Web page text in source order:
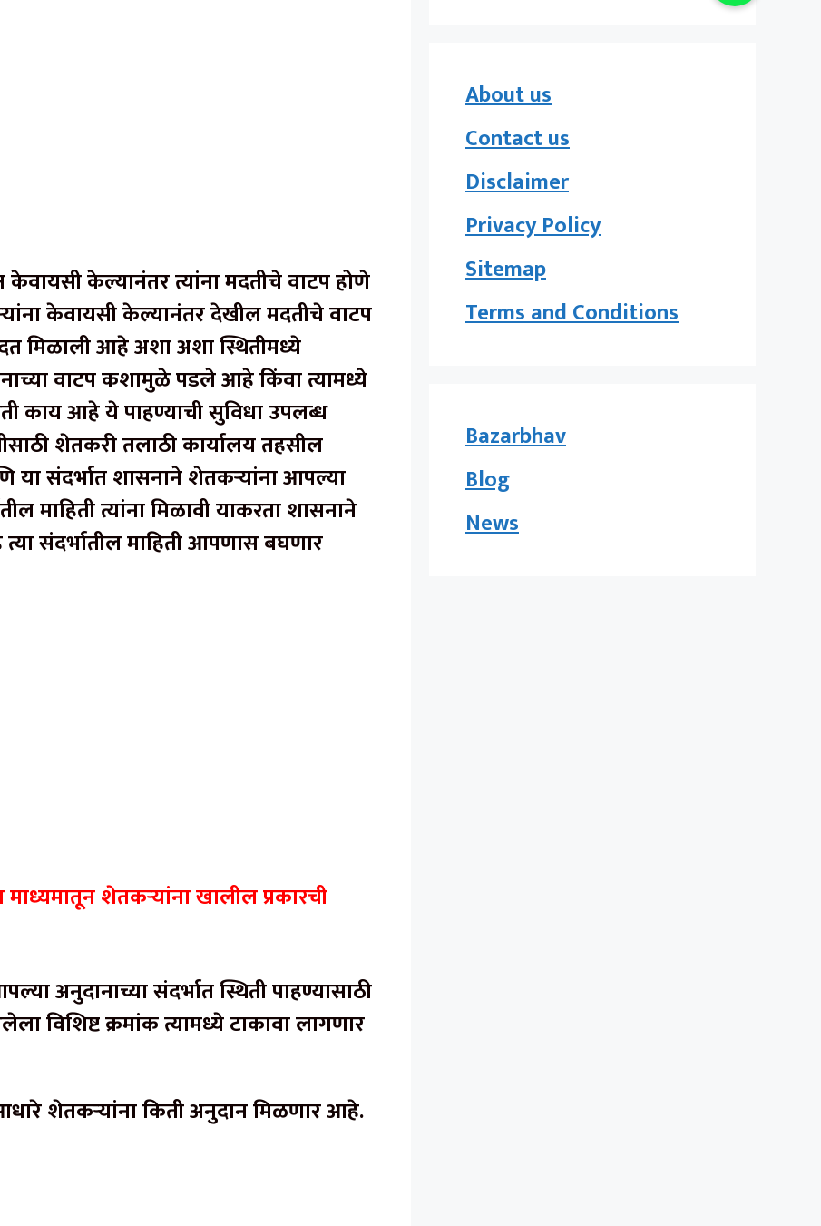
केवायसी केल्यानंतर त्यांना मदतीचे वाटप होणे
केवायसी केल्यानंतर देखील मदतीचे वाटप
मिळाली आहे अशा अशा स्थितीमध्ये
वाटप कशामुळे पडले आहे किंवा त्यामध्ये
काय आहे ये पाहण्याची सुविधा उपलब्ध
शेतकरी तलाठी कार्यालय तहसील
या संदर्भात शासनाने शेतकऱ्यांना आपल्या
माहिती त्यांना मिळावी याकरता शासनाने
संदर्भातील माहिती आपणास बघणार
माध्यमातून शेतकऱ्यांना खालील प्रकारची
अनुदानाच्या संदर्भात स्थिती पाहण्यासाठी
विशिष्ट क्रमांक त्यामध्ये टाकावा लागणार
आधारे शेतकऱ्यांना किती अनुदान मिळणार आहे.
About us
Contact us
Disclaimer
Privacy Policy
Sitemap
Terms and Conditions
Bazarbhav
Blog
News